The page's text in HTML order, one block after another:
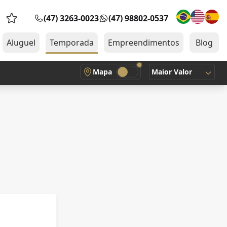
Favoritos (0 itens)
(47) 3263-0023 (47) 98802-0537
Aluguel Temporada Empreendimentos Blog
Mapa Maior Valor